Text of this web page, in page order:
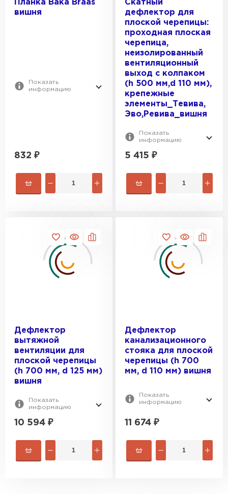
Планка Вака Braas
вишня
Показать
информацию
832 ₽
Скатный
дефлектор для
плоской черепицы:
проходная плоская
черепица,
неизолированный
вентиляционный
выход с колпаком
(h 500 мм,d 110 мм),
крепежные
элементы_Тевива,
Эво,Ревива_вишня
Показать
информацию
5 415 ₽
Дефлектор
вытяжной
вентиляции для
плоской черепицы
(h 700 мм, d 125 мм)
вишня
Показать
информацию
10 594 ₽
Дефлектор
канализационного
стояка для плоской
черепицы (h 700
мм, d 110 мм) вишня
Показать
информацию
11 674 ₽
Ондулин
ПЕРЕЙТИ